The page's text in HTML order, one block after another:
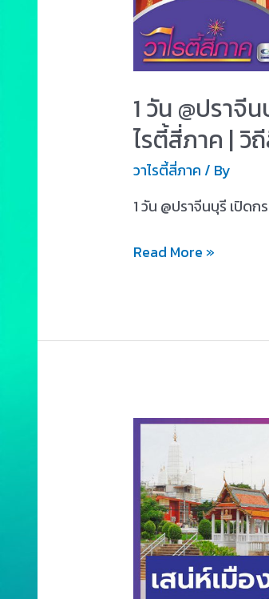
1 วัน @ปราจี
ไรตี้สี่ภาค | วิ
วาไรตี้สี่ภาค / By
1 วัน @ปราจีนบุรี เปิดก
Read More »